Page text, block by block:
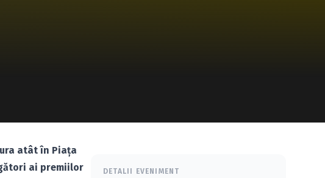
atât în Piaţa
ai premiilor
DETALII EVENIMENT